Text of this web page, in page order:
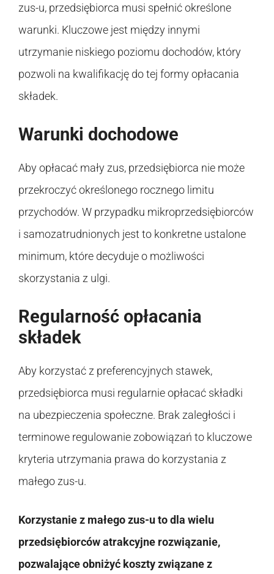
zus-u, przedsiębiorca musi spełnić określone
warunki. Kluczowe jest między innymi
utrzymanie niskiego poziomu dochodów, który
pozwoli na kwalifikację do tej formy opłacania
składek.
Warunki dochodowe
Aby opłacać mały zus, przedsiębiorca nie może
przekroczyć określonego rocznego limitu
przychodów. W przypadku mikroprzedsiębiorców
i samozatrudnionych jest to konkretne ustalone
minimum, które decyduje o możliwości
skorzystania z ulgi.
Regularność opłacania
składek
Aby korzystać z preferencyjnych stawek,
przedsiębiorca musi regularnie opłacać składki
na ubezpieczenia społeczne. Brak zaległości i
terminowe regulowanie zobowiązań to kluczowe
kryteria utrzymania prawa do korzystania z
małego zus-u.
Korzystanie z małego zus-u to dla wielu
przedsiębiorców atrakcyjne rozwiązanie,
pozwalające obniżyć koszty związane z